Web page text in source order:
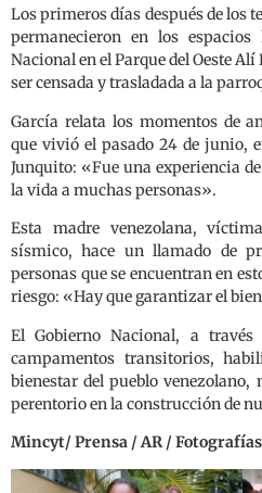
Los primeros días después de los
permanecieron en los
Nacional en el Parque del Oeste
ser censada y trasladada a la
García relata los momentos de
que vivió el pasado 24 de junio,
Junquito: «Fue una experiencia
la vida a muchas personas».
Esta madre venezolana,
sísmico, hace un llamado de
personas que se encuentran en
riesgo: «Hay que garantizar el
El Gobierno Nacional, a
campamentos transitorios,
bienestar del pueblo
perentorio en la construcción de
Mincyt/ Prensa / AR /